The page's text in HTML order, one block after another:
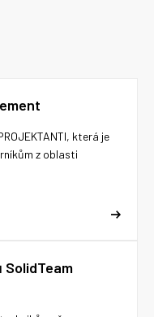
která je
z oblasti